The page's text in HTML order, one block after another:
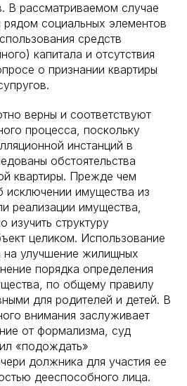
В рассматриваемом случае
рядом социальных элементов
средств
капитала и отсутствия
о признании квартиры
верны и соответствуют
процесса, поскольку
инстанций в
обстоятельства
квартиры. Прежде чем
исключении имущества из
реализации имущества,
изучить структуру
целиком. Использование
на улучшение жилищных
порядка определения
по общему правилу
для родителей и детей. В
внимания заслуживает
от формализма, суд
«подождать»
должника для участия ее
дееспособного лица.